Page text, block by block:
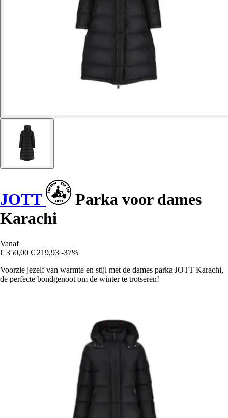
JOTT
Parka voor dames
Karachi
Vanaf
€ 350,00 € 219,93 -37%
Voorzie jezelf van warmte en stijl met de dames parka JOTT Karachi,
de perfecte bondgenoot om de winter te trotseren!